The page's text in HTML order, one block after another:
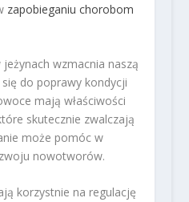
zapobieganiu chorobom
jeżynach wzmacnia naszą
do poprawy kondycji
mają właściwości
skutecznie zwalczają
może pomóc w
nowotworów.
korzystnie na regulację